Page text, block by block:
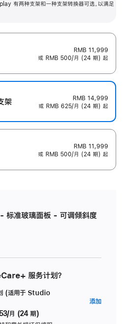
有两种支架和一种支架转换器可选，以满足
RMB 11,999
或 RMB 500/月 (24 期) 起
架
RMB 14,999
或 RMB 625/月 (24 期) 起
RMB 11,999
或 RMB 500/月 (24 期) 起
准玻璃面板 - 可调倾斜度
服务计划？
(适用于 Studio
月 (24 期)
添加